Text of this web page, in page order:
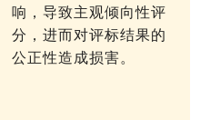
响，导致主观倾向性评
分，进而对评标结果的
公正性造成损害。